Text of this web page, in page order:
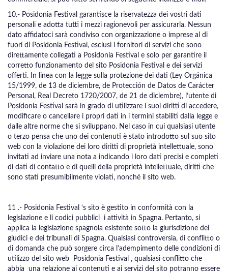
10.- Posidonia Festival garantisce la riservatezza dei vostri dati
personali e adotta tutti i mezzi ragionevoli per assicurarla. Nessun
dato affidatoci sarà condiviso con organizzazione o imprese al di
fuori di Posidonia Festival, esclusi i fornitori di servizi che sono
direttamente collegati a Posidonia Festival e solo per garantire il
corretto funzionamento del sito Posidonia Festival e dei servizi
offerti. In linea con la legge sulla protezione dei dati (Ley Orgánica
15/1999, de 13 de diciembre, de Protección de Datos de Carácter
Personal, Real Decreto 1720/2007, de 21 de diciembre), l’utente di
Posidonia Festival sarà in grado di utilizzare i suoi diritti di accedere,
modificare o cancellare i propri dati in i termini stabiliti dalla legge e
dalle altre norme che si sviluppano. Nel caso in cui qualsiasi utente
o terzo pensa che uno dei contenuti è stato introdotto sul suo sito
web con la violazione dei loro diritti di proprietà intellettuale, sono
invitati ad inviare una nota a indicando i loro dati precisi e completi
di dati di contatto e di quelli della proprietà intellettuale, diritti che
sono stati presumibilmente violati, nonché il sito web.
11 .- Posidonia Festival ‘s sito è gestito in conformità con la
legislazione e li codici pubblici i attività in Spagna. Pertanto, si
applica la legislazione spagnola esistente sotto la giurisdizione dei
giudici e dei tribunali di Spagna. Qualsiasi controversia, di conflitto o
di domanda che può sorgere circa l’adempimento delle condizioni di
utilizzo del sito web Posidonia Festival , qualsiasi conflitto che
abbia una relazione ai contenuti e ai servizi del sito potranno essere